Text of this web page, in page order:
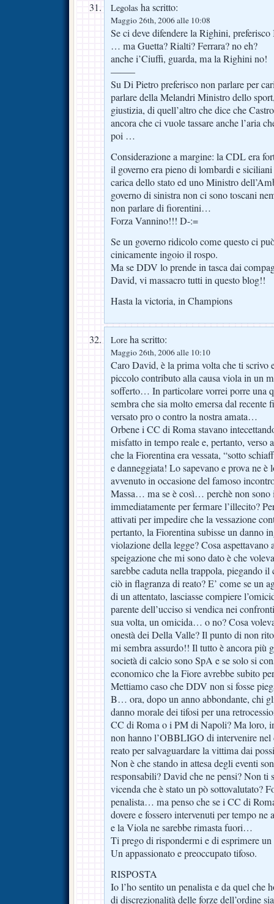
Legolas ha scritto:
Maggio 26th, 2006 alle 10:08
Se ci deve difendere la Righini,
… ma Guetta? Rialti? Ferrara? no eh?
anche i’Ciuffi, guarda, ma la Righini no!
——–
Su Di Pietro preferisco non parlare per
parlare della Melandri Ministro dello
giustizia, di quell’altro che dice che
ancora che ci vuole tassare anche l’aria
poi …
Considerazione a margine: la CDL era
il governo era pieno di lombardi e
carica dello stato ed uno Ministro
governo di sinistra non ci sono toscani
non parlare di fiorentini…
Forza Vannino!!! D-:=
Se un governo ridicolo come questo ci
cinicamente ingoio il rospo.
Ma se DDV lo prende in tasca dai
David, vi massacro tutti in questo blog!!
Hasta la victoria, in Champions
Lore ha scritto:
Maggio 26th, 2006 alle 10:10
Caro David, è la prima volta che ti scrivo
piccolo contributo alla causa viola in un
sofferto… In particolare vorrei porre una
sembra che sia molto emersa dal recente
versato pro o contro la nostra amata…
Orbene i CC di Roma stavano
misfatto in tempo reale e, pertanto, verso
che la Fiorentina era vessata, “sotto
e danneggiata! Lo sapevano e prova ne è
avvenuto in occasione del famoso
Massa… ma se è così… perchè non sono
immediatamente per fermare l’illecito?
attivati per impedire che la vessazione
pertanto, la Fiorentina subisse un danno
violazione della legge? Cosa aspettavano
speigazione che mi sono dato è che
sarebbe caduta nella trappola, piegando
ciò in flagranza di reato? E’ come se un
di un attentato, lasciasse compiere
parente dell’ucciso si vendica nei
sua volta, un omicida… o no? Cosa
onestà dei Della Valle? Il punto di non
mi sembra assurdo!! Il tutto è ancora più
società di calcio sono SpA e se solo si
economico che la Fiore avrebbe subito
Mettiamo caso che DDV non si fosse
B… ora, dopo un anno abbondante, chi
danno morale dei tifosi per una
CC di Roma o i PM di Napoli? Ma loro,
non hanno l’OBBLIGO di intervenire nel
reato per salvaguardare la vittima dai
Non è che stando in attesa degli eventi
responsabili? David che ne pensi? Non ti
vicenda che è stato un pò sottovalutato?
penalista… ma penso che se i CC di
dovere e fossero intervenuti per tempo ne
e la Viola ne sarebbe rimasta fuori…
Ti prego di rispondermi e di esprimere
Un appassionato e preoccupato tifoso.
RISPOSTA
Io l’ho sentito un penalista e da quel che
di discrezionalità delle forze dell’ordine